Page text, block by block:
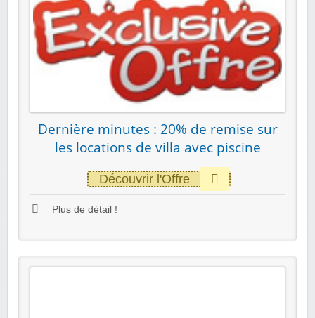
Dernière minutes : 20% de remise sur
les locations de villa avec piscine
Découvrir l'Offre
Plus de détail !